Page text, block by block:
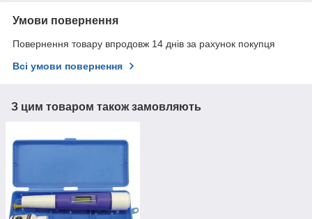
Умови повернення
Повернення товару впродовж 14 днів за рахунок покупця
Всі умови повернення
З цим товаром також замовляють